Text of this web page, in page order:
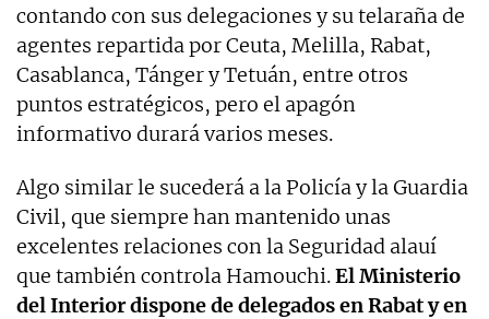
contando con sus delegaciones y su telaraña de
agentes repartida por Ceuta, Melilla, Rabat,
Casablanca, Tánger y Tetuán, entre otros
puntos estratégicos, pero el apagón
informativo durará varios meses.
Algo similar le sucederá a la Policía y la Guardia
Civil, que siempre han mantenido unas
excelentes relaciones con la Seguridad alauí
que también controla Hamouchi.El Ministerio
del Interior dispone de delegados en Rabat y en